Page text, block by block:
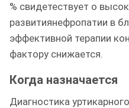
% свидетествует о
развитиянефропатии в
эффективной терапии
фактору снижается.
Когда назначается
Диагностика уртикарного